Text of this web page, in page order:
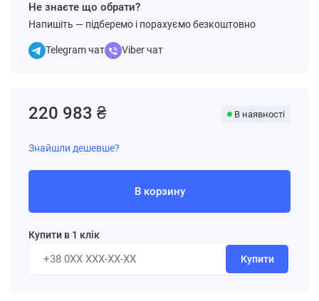
Не знаєте що обрати?
Напишіть — підберемо і порахуємо безкоштовно
Telegram чат Viber чат
220 983 ₴ В наявності
Знайшли дешевше?
В корзину
Купити в 1 клік
Купити